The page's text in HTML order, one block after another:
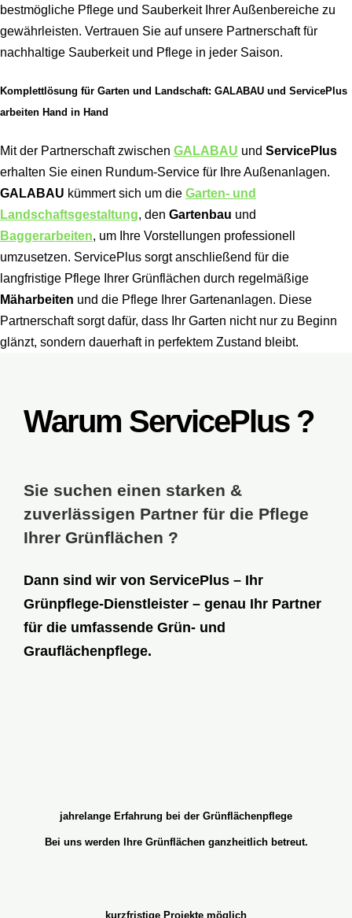
bestmögliche Pflege und Sauberkeit Ihrer Außenbereiche zu
gewährleisten. Vertrauen Sie auf unsere Partnerschaft für
nachhaltige Sauberkeit und Pflege in jeder Saison.
Komplettlösung für Garten und Landschaft: GALABAU und ServicePlus
arbeiten Hand in Hand
Mit der Partnerschaft zwischen GALABAU und ServicePlus
erhalten Sie einen Rundum-Service für Ihre Außenanlagen.
GALABAU kümmert sich um die Garten- und
Landschaftsgestaltung, den Gartenbau und
Baggerarbeiten, um Ihre Vorstellungen professionell
umzusetzen. ServicePlus sorgt anschließend für die
langfristige Pflege Ihrer Grünflächen durch regelmäßige
Mäharbeiten und die Pflege Ihrer Gartenanlagen. Diese
Partnerschaft sorgt dafür, dass Ihr Garten nicht nur zu Beginn
glänzt, sondern dauerhaft in perfektem Zustand bleibt.
Warum ServicePlus?
Sie suchen einen starken &
zuverlässigen Partner für die Pflege
Ihrer Grünflächen ?
Dann sind wir von ServicePlus – Ihr
Grünpflege-Dienstleister – genau Ihr Partner
für die umfassende Grün- und
Grauflächenpflege.
jahrelange Erfahrung bei der Grünflächenpflege
Bei uns werden Ihre Grünflächen ganzheitlich betreut.
kurzfristige Projekte möglich